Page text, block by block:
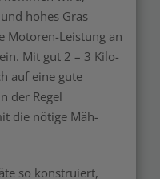
hohes Gras
Motoren-Leistung an
Mit gut 2 – 3 Kilo-
auf eine gute
der Regel
die nötige Mäh-
so konstruiert,